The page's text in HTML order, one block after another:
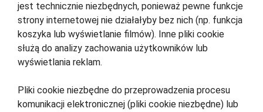
jest technicznie niezbędnych, ponieważ pewne funkcje
strony internetowej nie działałyby bez nich (np. funkcja
koszyka lub wyświetlanie filmów). Inne pliki cookie
służą do analizy zachowania użytkowników lub
wyświetlania reklam.
Pliki cookie niezbędne do przeprowadzenia procesu
komunikacji elektronicznej (pliki cookie niezbędne) lub